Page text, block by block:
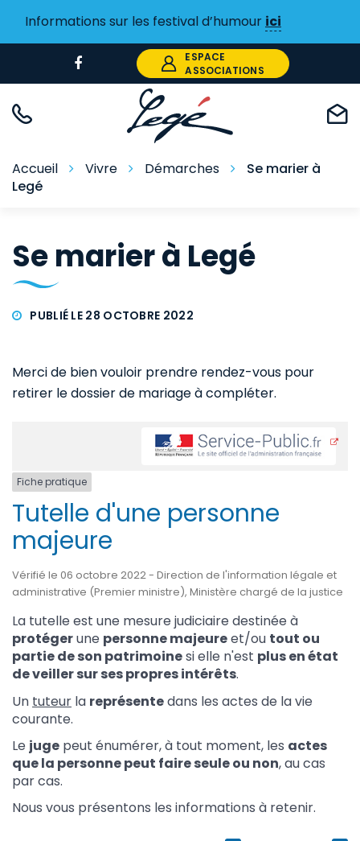
Informations sur les festival d’humour ici
vers
Facebook
ESPACE
ASSOCIATIONS
Accueil Vivre Démarches
Se marier à
Legé
Se marier à Legé
PUBLIÉ LE 28 OCTOBRE 2022
Merci de bien vouloir prendre rendez-vous pour
retirer le dossier de mariage à compléter.
Fiche pratique
Tutelle d'une personne
majeure
Vérifié le 06 octobre 2022 - Direction de l'information légale et
administrative (Premier ministre), Ministère chargé de la justice
La tutelle est une mesure judiciaire destinée à
protégerune personne majeureet/ou tout ou
partie de son patrimoinesi elle n'est plus en état
de veiller sur ses propres intérêts.
Un tuteur la représentedans les actes de la vie
courante.
Le juge peut énumérer, à tout moment, les actes
que la personne peut faire seule ou non, au cas
par cas.
Nous vous présentons les informations à retenir.